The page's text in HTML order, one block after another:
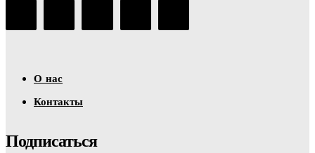
О нас
Контакты
Подписаться